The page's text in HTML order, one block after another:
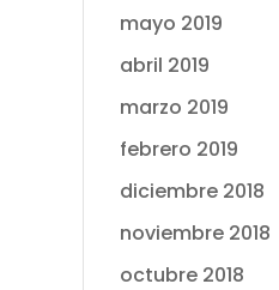
mayo 2019
abril 2019
marzo 2019
febrero 2019
diciembre 2018
noviembre 2018
octubre 2018